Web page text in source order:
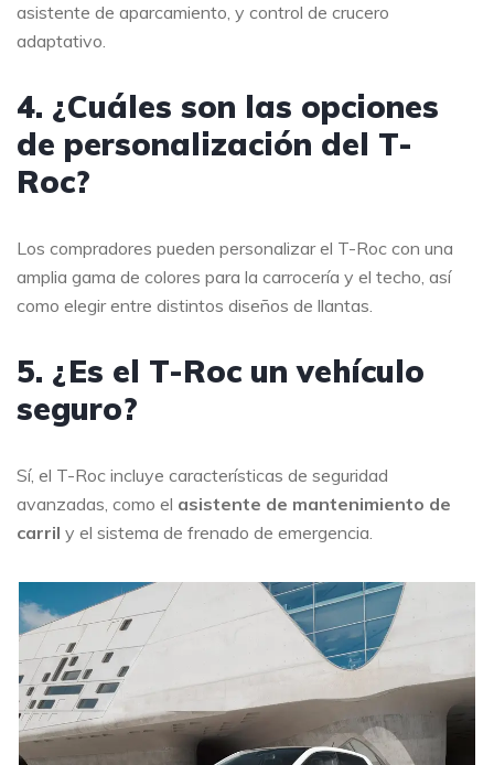
asistente de aparcamiento, y control de crucero
adaptativo.
4. ¿Cuáles son las opciones
de personalización del T-
Roc?
Los compradores pueden personalizar el T-Roc con una
amplia gama de colores para la carrocería y el techo, así
como elegir entre distintos diseños de llantas.
5. ¿Es el T-Roc un vehículo
seguro?
Sí, el T-Roc incluye características de seguridad
avanzadas, como el asistente de mantenimiento de
carril y el sistema de frenado de emergencia.